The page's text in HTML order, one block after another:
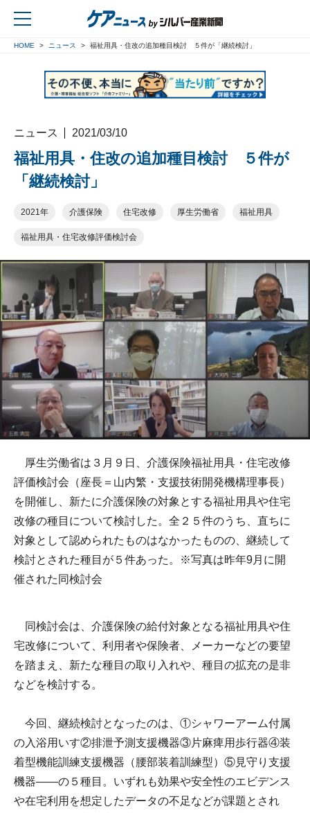
HOME ニュース 福祉用具・住改の追加種目検討 ５件が「継続検討」
ニュース 2021/03/10
福祉用具・住改の追加種目検討 ５件が
「継続検討」
2021年 介護保険 住宅改修 厚生労働省 福祉用具
福祉用具・住宅改修評価検討会
厚生労働省は３月９日、介護保険福祉用具・住宅改修
評価検討会（座長＝山内繁・支援技術開発機構理事長）
を開催し、新たに介護保険の対象とする福祉用具や住宅
改修の種目について検討した。全２５件のうち、直ちに
対象として認められたものはなかったものの、継続して
検討とされた種目が５件あった。※写真は昨年9月に開
催された同検討会
同検討会は、介護保険の給付対象となる福祉用具や住
宅改修について、利用者や保険者、メーカーなどの要望
を踏まえ、新たな種目の取り入れや、種目の拡充の是非
などを検討する。
今回、継続検討となったのは、①シャワーアーム付属
の入浴用いす②排泄予測支援機器③片麻痺用歩行器④装
着型機能訓練支援機器（腰部装着訓練型）⑤見守り支援
機器――の５種目。いずれも効果や安全性のエビデンス
や在宅利用を想定したデータの不足などが課題とされ